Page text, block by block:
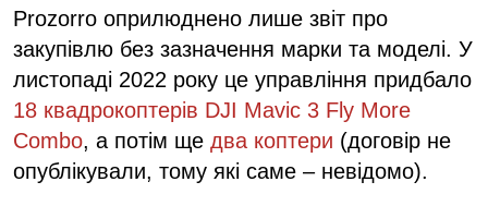
Prozorro оприлюднено лише звіт про
закупівлю без зазначення марки та моделі. У
листопаді 2022 року це управління придбало
18 квадрокоптерів DJI Mavic 3 Fly More
Combo, а потім ще два коптери (договір не
опублікували, тому які саме – невідомо).